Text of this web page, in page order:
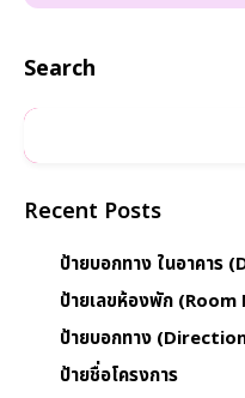
Search
Recent Posts
ป้ายบอกทาง ในอาคา
ป้ายเลขห้องพัก
ป้ายบอกทาง
ป้ายชื่อโครงการ